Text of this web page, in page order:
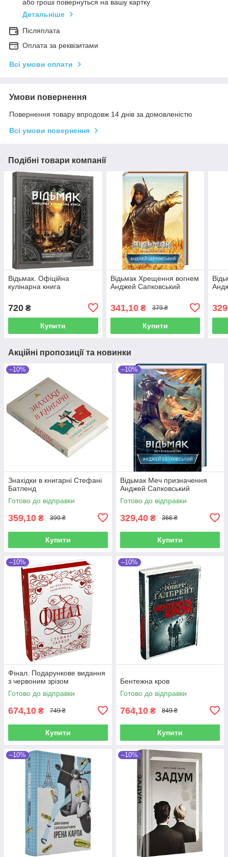
або гроші повернуться на вашу картку
Детальніше
Післяплата
Оплата за реквізитами
Всі умови оплати
Умови повернення
Повернення товару впродовж 14 днів за домовленістю
Всі умови повернення
Подібні товари компанії
Відьмак. Офіційна
кулінарна книга
720 ₴
Купити
Відьмак Хрещення вогнем
Анджей Сапковський
341,10₴ 379 ₴
Купити
Акційні пропозиції та новинки
–10%
Знахідки в книгарні Стефані
Батленд
Готово до відправки
359,10 ₴ 399 ₴
Купити
–10%
Відьмак Меч призначення
Анджей Сапковський
Готово до відправки
329,40 ₴ 366 ₴
Купити
–10%
Фінал. Подарункове видання
з червоним зрізом
Готово до відправки
674,10 ₴ 749 ₴
Купити
–10%
Бентежна кров
Готово до відправки
764,10 ₴ 849 ₴
Купити
–10% –10%